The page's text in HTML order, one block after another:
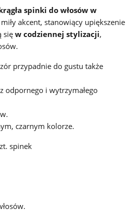
spinki do włosów w
miły akcent, stanowiący upiększenie
się w codziennej stylizacji,
przypadnie do gustu także
odpornego i wytrzymałego
czarnym kolorze.
spinek